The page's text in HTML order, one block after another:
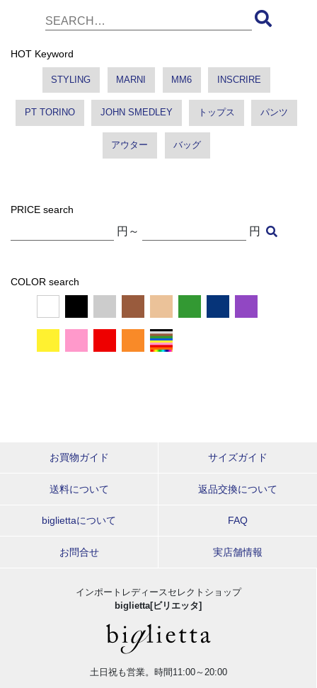
HOT Keyword
STYLING MARNI MM6 INSCRIRE
PT TORINO JOHN SMEDLEY トップス パンツ
アウター バッグ
PRICE search
円～ 円
COLOR search
お買物ガイド サイズガイド
送料について 返品交換について
bigliettaについて FAQ
お問合せ 実店舗情報
インポートレディースセレクトショップ
biglietta[ビリエッタ]
土日祝も営業。時間11:00～20:00